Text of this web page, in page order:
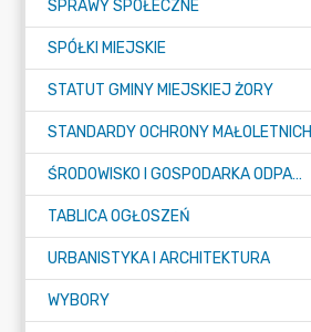
SPRAWY SPOŁECZNE
SPÓŁKI MIEJSKIE
STATUT GMINY MIEJSKIEJ ŻORY
STANDARDY OCHRONY MAŁOLETNICH
ŚRODOWISKO I GOSPODARKA ODPADAMI
TABLICA OGŁOSZEŃ
URBANISTYKA I ARCHITEKTURA
WYBORY